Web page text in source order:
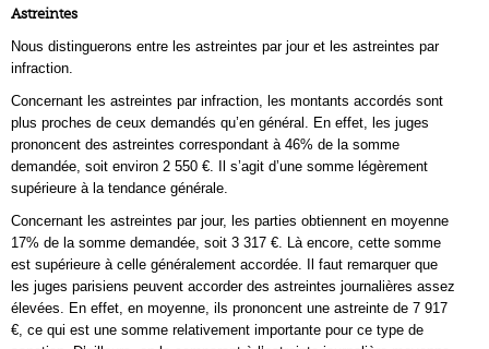
Astreintes
Nous distinguerons entre les astreintes par jour et les astreintes par
infraction.
Concernant les astreintes par infraction, les montants accordés sont
plus proches de ceux demandés qu’en général. En effet, les juges
prononcent des astreintes correspondant à 46% de la somme
demandée, soit environ 2 550 €. Il s’agit d’une somme légèrement
supérieure à la tendance générale.
Concernant les astreintes par jour, les parties obtiennent en moyenne
17% de la somme demandée, soit 3 317 €. Là encore, cette somme
est supérieure à celle généralement accordée. Il faut remarquer que
les juges parisiens peuvent accorder des astreintes journalières assez
élevées. En effet, en moyenne, ils prononcent une astreinte de 7 917
€, ce qui est une somme relativement importante pour ce type de